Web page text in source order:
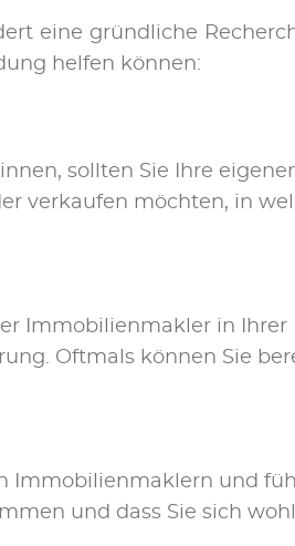
ei­ne gründ­li­che
hel­fen kön­nen:
soll­ten Sie Ih­re
ver­kau­fen möch­ten, in
Im­mo­bi­li­en­mak­ler in Ih­rer
Oft­mals kön­nen Sie
Im­mo­bi­li­en­mak­lern und
und dass Sie sich